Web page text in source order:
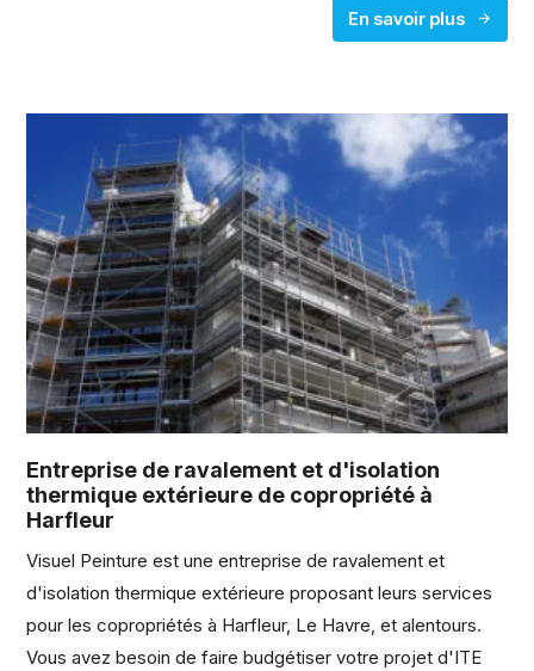
En savoir plus
Entreprise de ravalement et d'isolation
thermique extérieure de copropriété à
Harfleur
Visuel Peinture est une entreprise de ravalement et
d'isolation thermique extérieure proposant leurs services
pour les copropriétés à Harfleur, Le Havre, et alentours.
Vous avez besoin de faire budgétiser votre projet d'ITE